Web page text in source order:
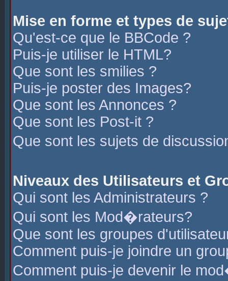
Mise en forme et types de
Qu'est-ce que le BBCode ?
Puis-je utiliser le HTML?
Que sont les smilies ?
Puis-je poster des Images?
Que sont les Annonces ?
Que sont les Post-it ?
Que sont les sujets de
Niveaux des Utilisateurs et
Qui sont les Administrateurs ?
Qui sont les Mod�rateurs?
Que sont les groupes
Comment puis-je joindre un
Comment puis-je devenir le